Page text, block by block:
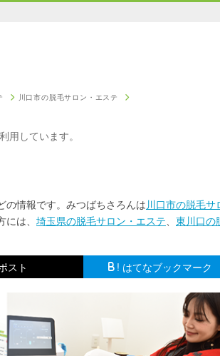
川口市の脱毛サロン・エステ
用しています。
の情報です。みつばちさろんは 川口市の脱毛サ
は、 埼玉県の脱毛サロン・エステ
東川口の
スト ! はてなブックマーク